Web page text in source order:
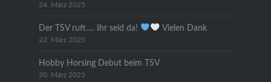
24. März 2025
Der TSV ruft…. Ihr seid da! Vielen Dank
22. März 2025
Hobby Horsing Debut beim TSV
20. März 2025